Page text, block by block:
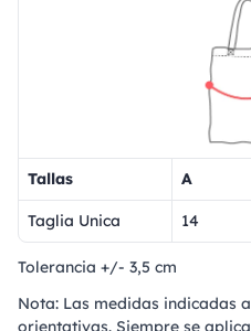
Tallas A
Taglia Unica 14
Tolerancia +/- 3,5 cm
Nota: Las medidas indicadas
orientativas. Siempre se